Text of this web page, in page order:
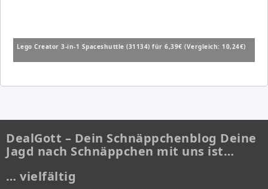
Lego Creator 3-in-1 Spaceshuttle (31134) für 6,39€ (Vergleich: 10,24€)
DealGott – Dein Schnäppchenblog Deine
Jagd nach Schnäppchen mit uns ist…
… vielfältig